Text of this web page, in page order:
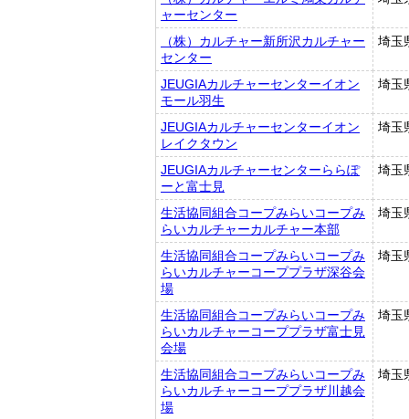
ャーセンター
（株）カルチャー新所沢カルチャー
センター
埼玉
JEUGIAカルチャーセンターイオン
モール羽生
埼玉
JEUGIAカルチャーセンターイオン
レイクタウン
埼玉
JEUGIAカルチャーセンターららぽ
ーと富士見
埼玉
生活協同組合コープみらいコープみ
らいカルチャーカルチャー本部
埼玉
生活協同組合コープみらいコープみ
らいカルチャーコーププラザ深谷会
場
埼玉
生活協同組合コープみらいコープみ
らいカルチャーコーププラザ富士見
会場
埼玉
生活協同組合コープみらいコープみ
らいカルチャーコーププラザ川越会
場
埼玉